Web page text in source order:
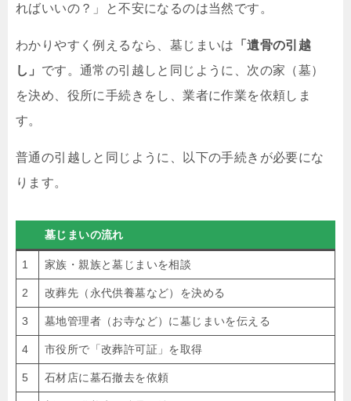
ればいいの？」と不安になるのは当然です。
わかりやすく例えるなら、墓じまいは
「遺骨の引越
し」 です。通常の引越しと同じように、次の家（墓）
を決め、役所に手続きをし、業者に作業を依頼しま
す。
普通の引越しと同じように、以下の手続きが必要にな
ります。
墓じまいの流れ
1 家族・親族と墓じまいを相談
2 改葬先（永代供養墓など）を決める
3 墓地管理者（お寺など）に墓じまいを伝える
4 市役所で「改葬許可証」を取得
5 石材店に墓石撤去を依頼